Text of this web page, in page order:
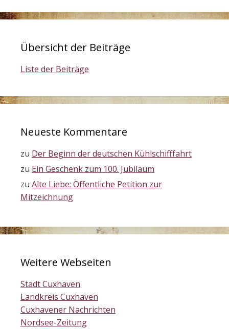
Übersicht der Beiträge
Liste der Beiträge
Neueste Kommentare
zu Der Beginn der deutschen Kühlschifffahrt
zu Ein Geschenk zum 100. Jubiläum
zu Alte Liebe: Öffentliche Petition zur
Mitzeichnung
Weitere Webseiten
Stadt Cuxhaven
Landkreis Cuxhaven
Cuxhavener Nachrichten
Nordsee-Zeitung